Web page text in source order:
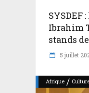
SYSDEF
Ibrahim
stands
5 juillet
Afrique /